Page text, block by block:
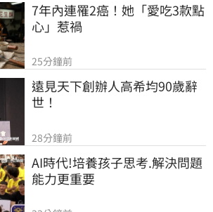
7年內連罹2癌！她「愛吃3款點
心」惹禍
25分鐘前
遠見天下創辦人高希均90歲辭
世！
28分鐘前
AI時代!培養孩子思考.解決問題
能力更重要